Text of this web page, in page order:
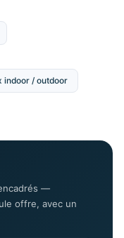
indoor / outdoor
—
offre, avec un